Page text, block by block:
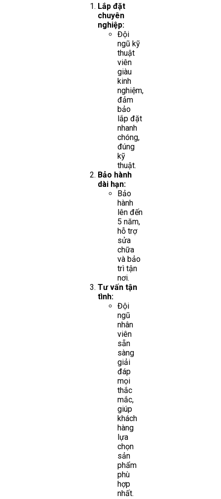
Lắp đặt
chuyên
nghiệp:
Đội
ngũ kỹ
thuật
viên
giàu
kinh
nghiệm,
đảm
bảo
lắp đặt
nhanh
chóng,
đúng
kỹ
thuật.
Bảo hành
dài hạn:
Bảo
hành
lên đến
5 năm,
hỗ trợ
sửa
chữa
và bảo
trì tận
nơi.
Tư vấn tận
tình:
Đội
ngũ
nhân
viên
sẵn
sàng
giải
đáp
mọi
thắc
mắc,
giúp
khách
hàng
lựa
chọn
sản
phẩm
phù
hợp
nhất.